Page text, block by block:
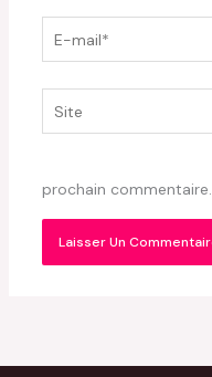
E-
mail*
Site
prochain commentaire.